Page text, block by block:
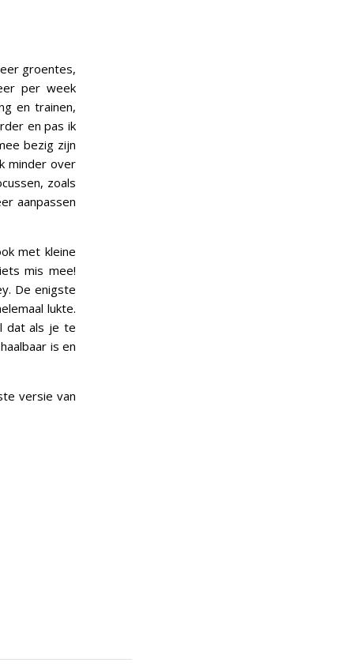
groentes,
per week
en trainen,
en pas ik
bezig zijn
minder over
zoals
aanpassen
met kleine
mis mee!
De enigste
lukte.
dat als je te
is en
versie van